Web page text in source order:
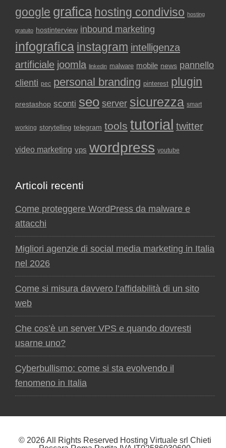
google grafica hosting condiviso hosting
gratuito hostinterview inbound marketing
infografica instagram intelligenza
artificiale joomla linkedin malware mobile news pannello
clienti pec personal branding pinterest plugin
prestashop sconti seo server sicurezza smart
working storytelling telegram tools tutorial twitter
video marketing vps wordpress youtube
Articoli recenti
Come proteggere WordPress da malware e
attacchi
Migliori agenzie di social media marketing in Italia
nel 2026
Come si misura davvero l’affidabilità di un sito
web
Che cos’è un server VPS e quando dovresti
usarne uno?
Cyberbullismo: come si sta evolvendo il
fenomeno in Italia
© 2026 All Rights Reserved Hosting Virtuale srl Chieti